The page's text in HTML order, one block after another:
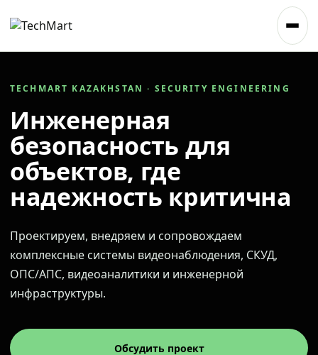
TECHMART KAZAKHSTAN · SECURITY ENGINEERING
Инженерная
безопасность для
объектов, где
надежность критична
Проектируем, внедряем и сопровождаем
комплексные системы видеонаблюдения, СКУД,
ОПС/АПС, видеоаналитики и инженерной
инфраструктуры.
Обсудить проект